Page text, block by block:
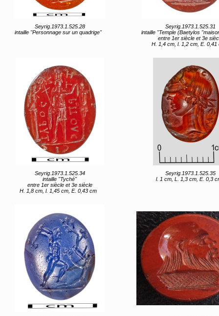
Seyrig.1973.1.525.28
intaille "Personnage sur un quadrige"
Seyrig.1973.1.525.31
intaille "Temple (Baetylos "maison
entre 1er siècle et 3e
H. 1,4 cm, l. 1,2 cm, E. 0,41
Seyrig.1973.1.525.34
intaille "Tyché"
entre 1er siècle et 3e siècle
H. 1,8 cm, l. 1,45 cm, E. 0,43 cm
Seyrig.1973.1.525.35
l. 1 cm, L. 1,3 cm, E. 0,3